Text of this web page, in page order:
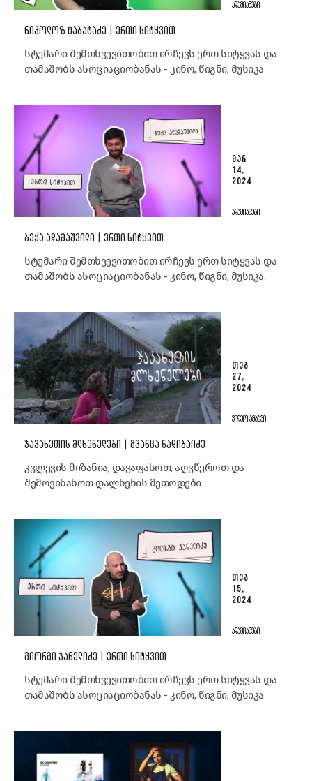
ᲐᲓᲐᲛᲘᲐᲜᲔᲑᲘ
ᲜᲘᲙᲝᲚᲝᲖ ᲢᲐᲑᲐᲢᲐᲫᲔ | ᲔᲠᲗᲘ ᲡᲘᲢᲧᲕᲘᲗ
სტუმარი შემთხვევითობით ირჩევს ერთ სიტყვას და
თამაშობს ასოციაციობანას - კინო, წიგნი, მუსიკა
ᲛᲐᲠ
14,
2024
ᲐᲓᲐᲛᲘᲐᲜᲔᲑᲘ
ᲑᲔᲥᲐ ᲐᲓᲐᲛᲐᲨᲕᲘᲚᲘ | ᲔᲠᲗᲘ ᲡᲘᲢᲧᲕᲘᲗ
სტუმარი შემთხვევითობით ირჩევს ერთ სიტყვას და
თამაშობს ასოციაციობანას - კინო, წიგნი, მუსიკა.
ᲗᲔᲑ
27,
2024
ᲕᲘᲓᲔᲝ ᲐᲛᲑᲐᲕᲘ
ᲯᲐᲕᲐᲮᲔᲗᲘᲡ ᲛᲚᲮᲔᲜᲔᲚᲔᲑᲘ | ᲒᲕᲐᲜᲪᲐ ᲜᲐᲓᲘᲑᲐᲘᲫᲔ
კვლევის მიზანია, დავაფასოთ, აღვწეროთ და
შემოვინახოთ დალხენის მეთოდები.
ᲗᲔᲑ
15,
2024
ᲐᲓᲐᲛᲘᲐᲜᲔᲑᲘ
ᲒᲘᲝᲠᲒᲘ ᲯᲐᲜᲔᲚᲘᲫᲔ | ᲔᲠᲗᲘ ᲡᲘᲢᲧᲕᲘᲗ
სტუმარი შემთხვევითობით ირჩევს ერთ სიტყვას და
თამაშობს ასოციაციობანას - კინო, წიგნი, მუსიკა